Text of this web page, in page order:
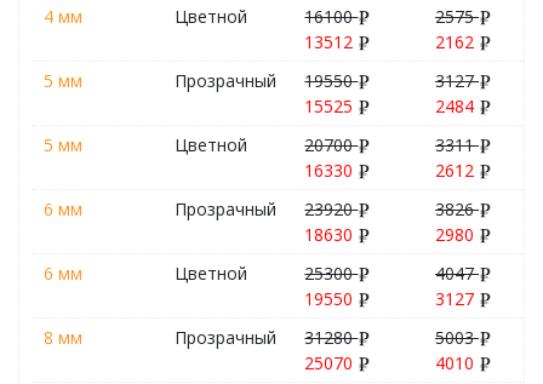
4 мм
Цветной
16100
13512
2575
2162
5 мм
Прозрачный
19550
15525
3127
2484
5 мм
Цветной
20700
16330
3311
2612
6 мм
Прозрачный
23920
18630
3826
2980
6 мм
Цветной
25300
19550
4047
3127
8 мм
Прозрачный
31280
25070
5003
4010